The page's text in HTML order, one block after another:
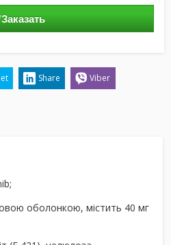
Заказать
Share Viber
оболонкою, містить 40 мг